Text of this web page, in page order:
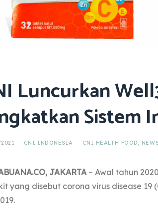
Luncurkan
Sistem
CNI INDONESIA CNI HEALTH FOOD
JAKARTA– Awal tahun
yang disebut corona virus disease